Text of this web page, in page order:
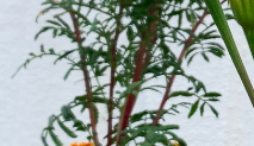
加工
と量産
理